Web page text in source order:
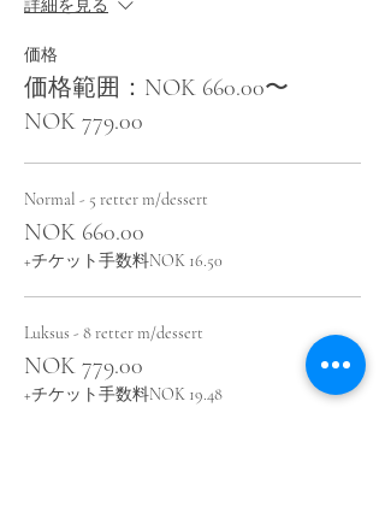
詳細を見る
価格
価格範囲：NOK 660.00〜
NOK 779.00
Normal - 5 retter m/dessert
NOK 660.00
+チケット手数料NOK 16.50
Luksus - 8 retter m/dessert
NOK 779.00
+チケット手数料NOK 19.48